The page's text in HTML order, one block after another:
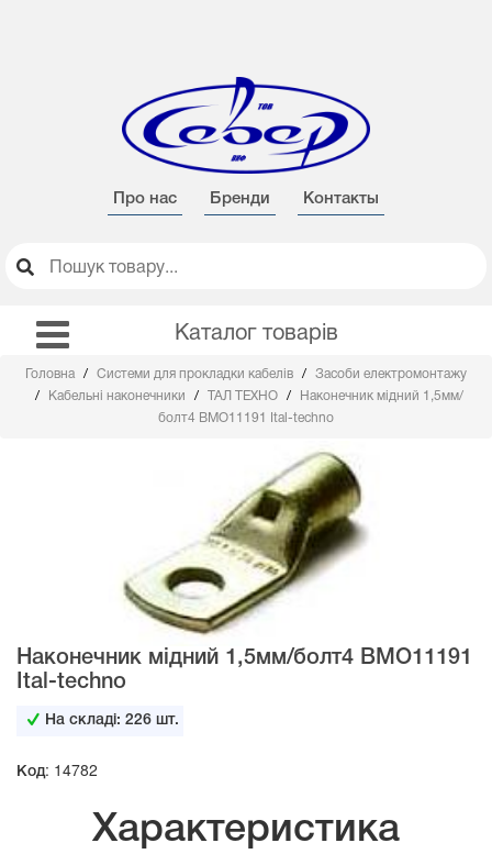
Про нас Бренди Контакты
Каталог товарів
Головна Системи для прокладки кабелів
Засоби електромонтажу
Кабельні наконечники
ТАЛ ТЕХНО
Наконечник мідний 1,5мм/
болт4 BMО11191 Ital-techno
Наконечник мідний 1,5мм/болт4 BMО11191
Ital-techno
На складі:226 шт.
Код: 14782
Характеристика